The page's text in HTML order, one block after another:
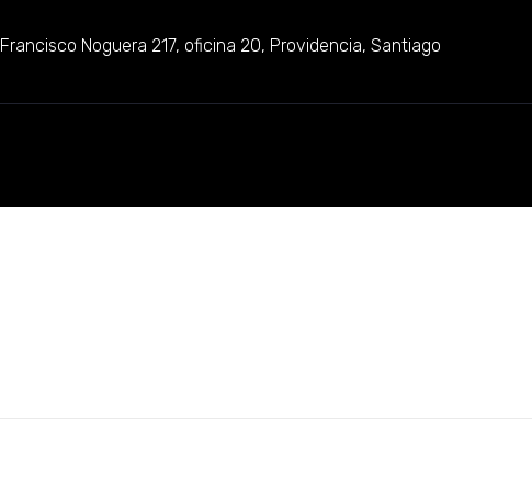
Francisco Noguera 217, oficina 20, Providencia, Santiago